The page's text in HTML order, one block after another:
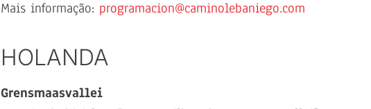
Mais informação: programacion@caminolebaniego.com
HOLANDA
Grensmaasvallei